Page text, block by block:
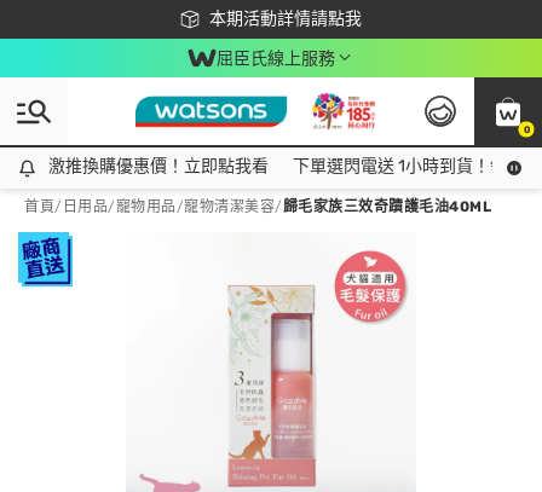
本期活動詳情請點我
下載app最高回饋$350
屈臣氏線上服務
0
激推換購優惠價！立即點我看
激推換購優惠價！立即點我看 下單選閃電送 1小時到貨！領神
首頁/ 日用品/寵物用品/寵物清潔美容/歸毛家族三效奇蹟護毛油40ML